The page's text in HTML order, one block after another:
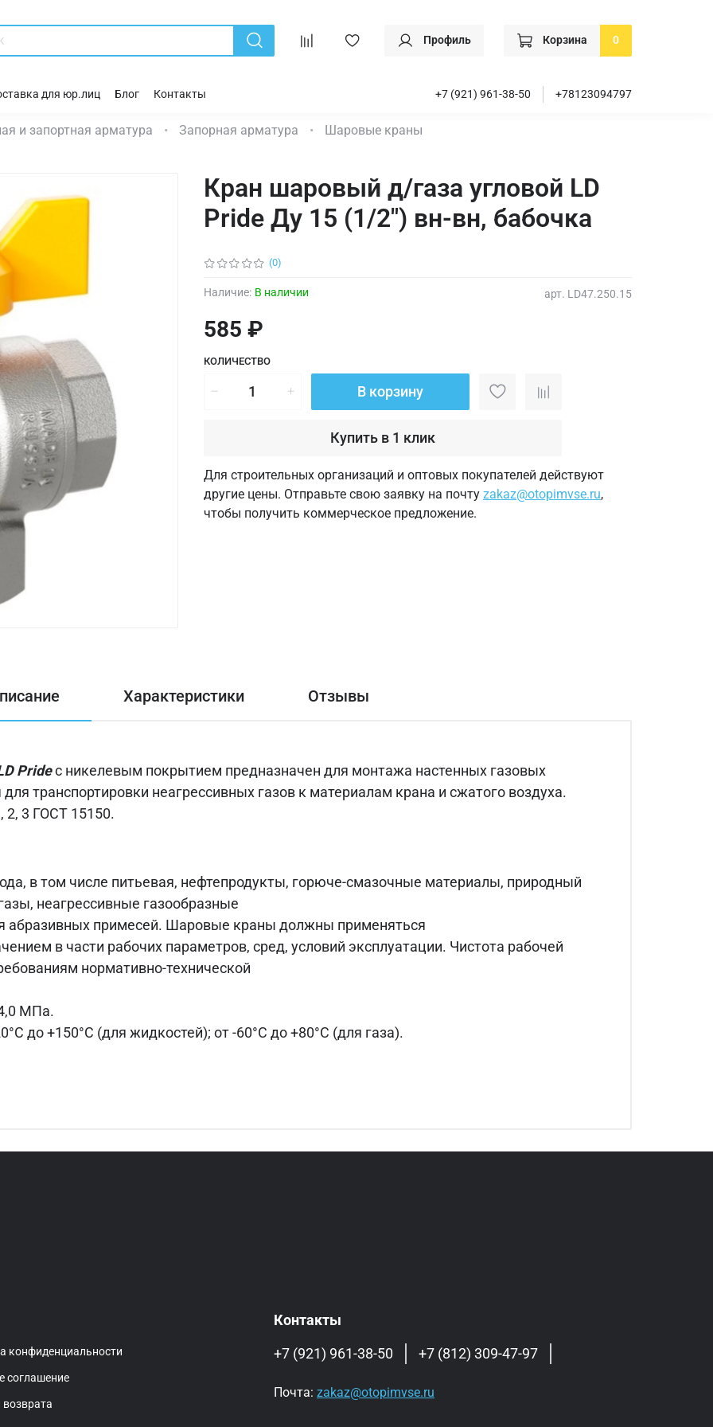
Профиль Корзина 0
для юр.лиц Блог Контакты +7 (921) 961-38-50 +78123094797
и запортная арматура Запорная арматура Шаровые краны
(0)
арт. LD47.250.15
Наличие: В наличии
Кран шаровый д/газа угловой LD
Pride Ду 15 (1/2") вн-вн, бабочка
585 ₽
КОЛИЧЕСТВО
В корзину
Купить в 1 клик
Для строительных организаций и оптовых покупателей действуют
другие цены. Отправьте свою заявку на почту zakaz@otopimvse.ru,
чтобы получить коммерческое предложение.
Характеристики Отзывы
Prideс никелевым покрытием предназначен для монтажа настенных газовых
транспортировки неагрессивных газов к материалам крана и сжатого воздуха.
2, 3 ГОСТ 15150.
в том числе питьевая, нефтепродукты, горюче-смазочные материалы, природный
неагрессивные газообразные
абразивных примесей. Шаровые краны должны применяться
в части рабочих параметров, сред, условий эксплуатации. Чистота рабочей
нормативно-технической
МПа.
до +150°С (для жидкостей); от -60°С до +80°С (для газа).
конфиденциальности
соглашение
Контакты
+7 (921) 961-38-50 +7 (812) 309-47-97
Почта: zakaz@otopimvse.ru